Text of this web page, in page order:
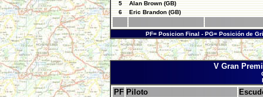
5
Alan Brown (GB)
6
Eric Brandon (GB)
PF= Posicion Final - PG= Posición de
V Gran
PF Piloto